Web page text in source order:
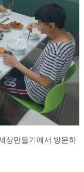
상만들기에서 방문하